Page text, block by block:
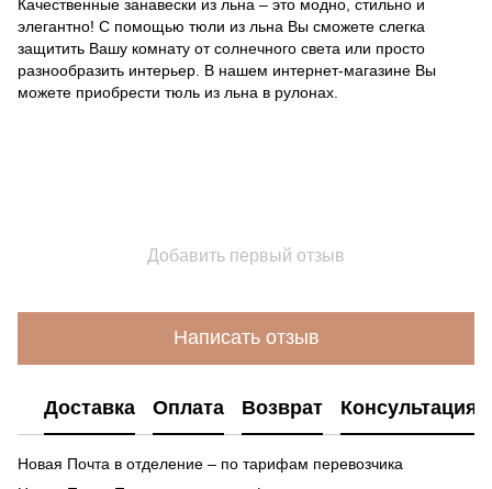
Качественные занавески из льна – это модно, стильно и
элегантно! С помощью тюли из льна Вы сможете слегка
защитить Вашу комнату от солнечного света или просто
разнообразить интерьер. В нашем интернет-магазине Вы
можете приобрести тюль из льна в рулонах.
Добавить первый отзыв
Написать отзыв
Доставка Оплата Возврат Консультация
Новая Почта в отделение – по тарифам перевозчика